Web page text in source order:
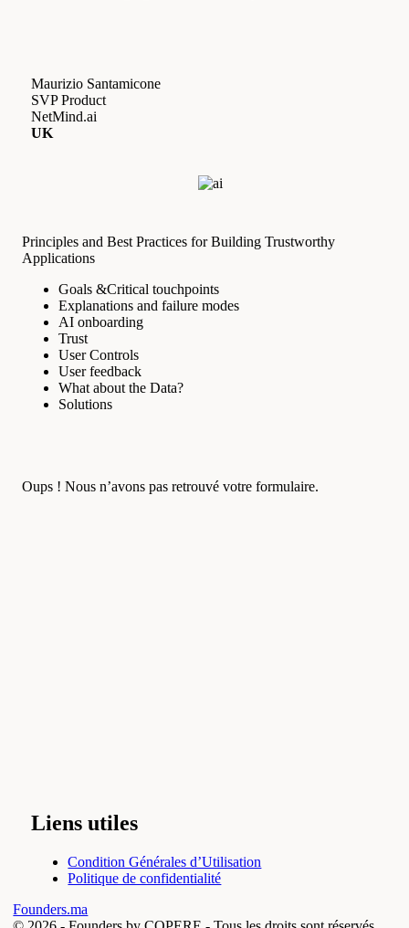
Maurizio Santamicone
SVP Product
NetMind.ai
UK
Principles and Best Practices for Building Trustworthy
Applications
Goals &Critical touchpoints
Explanations and failure modes
AI onboarding
Trust
User Controls
User feedback
What about the Data?
Solutions
Oups ! Nous n’avons pas retrouvé votre formulaire.
Liens utiles
Condition Générales d’Utilisation
Politique de confidentialité
Founders.ma